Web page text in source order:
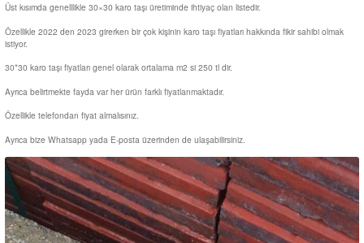
Üst kısımda genelllikle 30×30 karo taşı üretiminde ihtiyaç olan listedir.
Özellikle 2022 den 2023 girerken bir çok kişinin karo taşı fiyatları hakkında fikir sahibi olmak
istiyor.
30*30 karo taşı fiyatları genel olarak ortalama m2 si 250 tl dir.
Ayrıca belirtmekte fayda var her ürün farklı fiyatlanmaktadır.
Özellikle telefondan fiyat almalısınız.
Ayrıca bize Whatsapp yada E-posta üzerinden de ulaşabilirsiniz.